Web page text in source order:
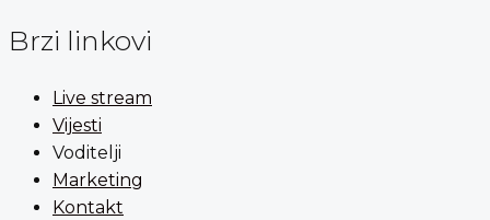
Brzi linkovi
Live stream
Vijesti
Voditelji
Marketing
Kontakt